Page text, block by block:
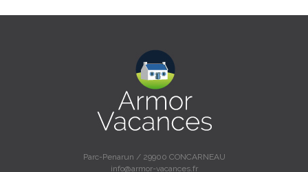
Parc-Penarun / 29900 CONCARNEAU
info@armor-vacances.fr